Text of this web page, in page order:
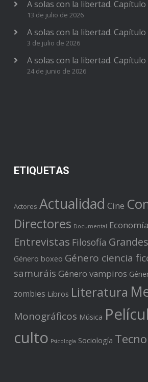
A solas con la libertad. Capítulo
13 de julio de 2026
A solas con la libertad. Capítulo
3 de julio de 2026
A solas con la libertad. Capítulo
24 de junio de 2026
ETIQUETAS
Actores Actualidad Cine
Directores Documental Economía
Entrevistas Filosofía
Género boxeo Género ciencia
samuráis Género vampiros
zombies Libros Literatura
Monográficos Música
culto Psicología Sociología